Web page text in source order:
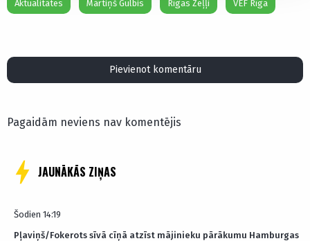
Aktualitātes Mārtiņš Gulbis Rīgas Zeļļi VEF Rīga
Pievienot komentāru
Pagaidām neviens nav komentējis
JAUNĀKĀS ZIŅAS
Šodien 14:19
Pļaviņš/Fokerots sīvā cīņā atzīst mājinieku pārākumu Hamburgas